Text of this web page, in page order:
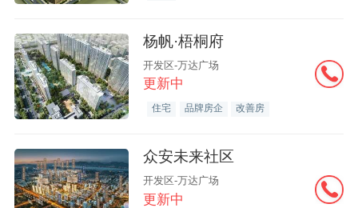
杨帆·梧桐府
开发区-万达广场
更新中
住宅 品牌房企 改善房
众安未来社区
开发区-万达广场
更新中